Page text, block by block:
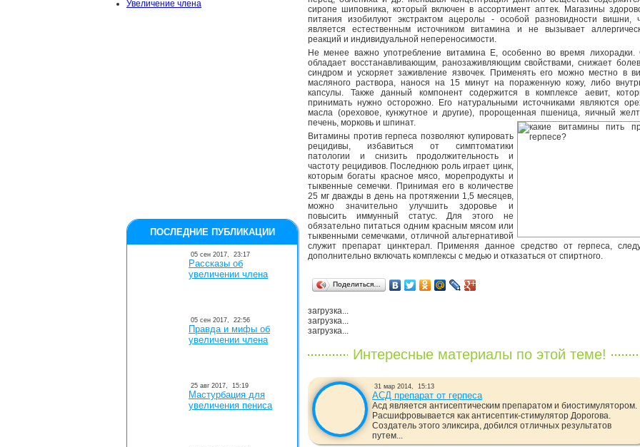
Увеличение члена
сиропе шиповника, который включен в ассортимент аптек. Магазины
питания изобилуют экстрактом ацеролы - особой разновидности вишни,
является естественным источником витамина и не вызывает
реакций и индивидуальной непереносимости.
Не менее важно употребление витамина E, особенно во время лихорадки.
обладает восстанавливающим, ранозаживляющим свойствами, снижает
синдром и ускоряет заживление язвочек. Применять его можно местно в
масляного раствора, нанося на 15 минут на пораженную кожу, либо
капсулы. Также данный компонент содержится в комплексе аевит,
принимать нужно осторожно. Его натуральными источниками являются
масла (ореховое, кунжутное и другие), пророщенная пшеница, яичный
печень, морковь и шпинат.
Витамины против герпеса позволяют купировать
рецидивы, избавиться от симптоматики
патологии и снизить продолжительность и
частоту рецидивов. Последнюю роль играет цинк,
которым богаты красное мясо, морепродукты и
тыквенные семечки. Принимая его в количестве
25 мг дважды в день на протяжении 1,5 месяцев,
можно значительно улучшить здоровье и
повысить иммунный статус. Для этого не
обязательно питаться одним красным мясом или
тыквенными семечками, отличной альтернативой
служит препарат цинктерал. Применяя данное средство от герпеса,
дополнительно включать комплексы с медью и отказаться от спиртного.
Поделиться…
загрузка...
загрузка...
загрузка...
Интересные материалы по этой теме!
31 мар 2014, 15:13
АСД препарат от герпеса
Асд является антисептическим препаратом и биостимулятором.
Расшифровывается как антисептик-стимулятор Дорогова.
Создатель этого эликсира, добился отличных результатов
путем...
ПОСЛЕДНИЕ ПУБЛИКАЦИИ
05 сен 2017, 23:17
Рассказы об
увеличении члена
05 сен 2017, 22:56
Правда и мифы об
увеличении члена
25 авг 2017, 15:19
Мастурбация для
увеличения пениса